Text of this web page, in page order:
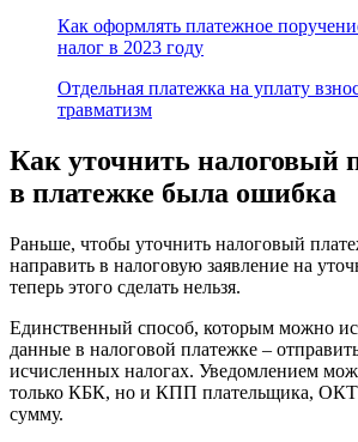
Как оформлять платежное
налог в 2023 году
Отдельная платежка на уплату
травматизм
Как уточнить налоговый
в платежке была ошибка
Раньше, чтобы уточнить налоговый
направить в налоговую заявление на
теперь этого сделать нельзя.
Единственный способ, которым можно
данные в налоговой платежке –
исчисленных налогах. Уведомлением
только КБК, но и КПП плательщика,
сумму.